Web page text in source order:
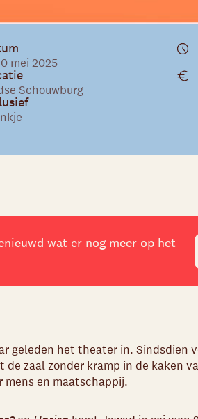
mei 2025
Schouwburg
wat er nog meer op het
geleden het theater in. Sindsdien
zaal zonder kramp in de kaken
mens en maatschappij.